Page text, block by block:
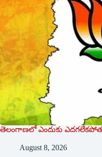
తెలంగాణలో ఎందుకు
August 8, 2026